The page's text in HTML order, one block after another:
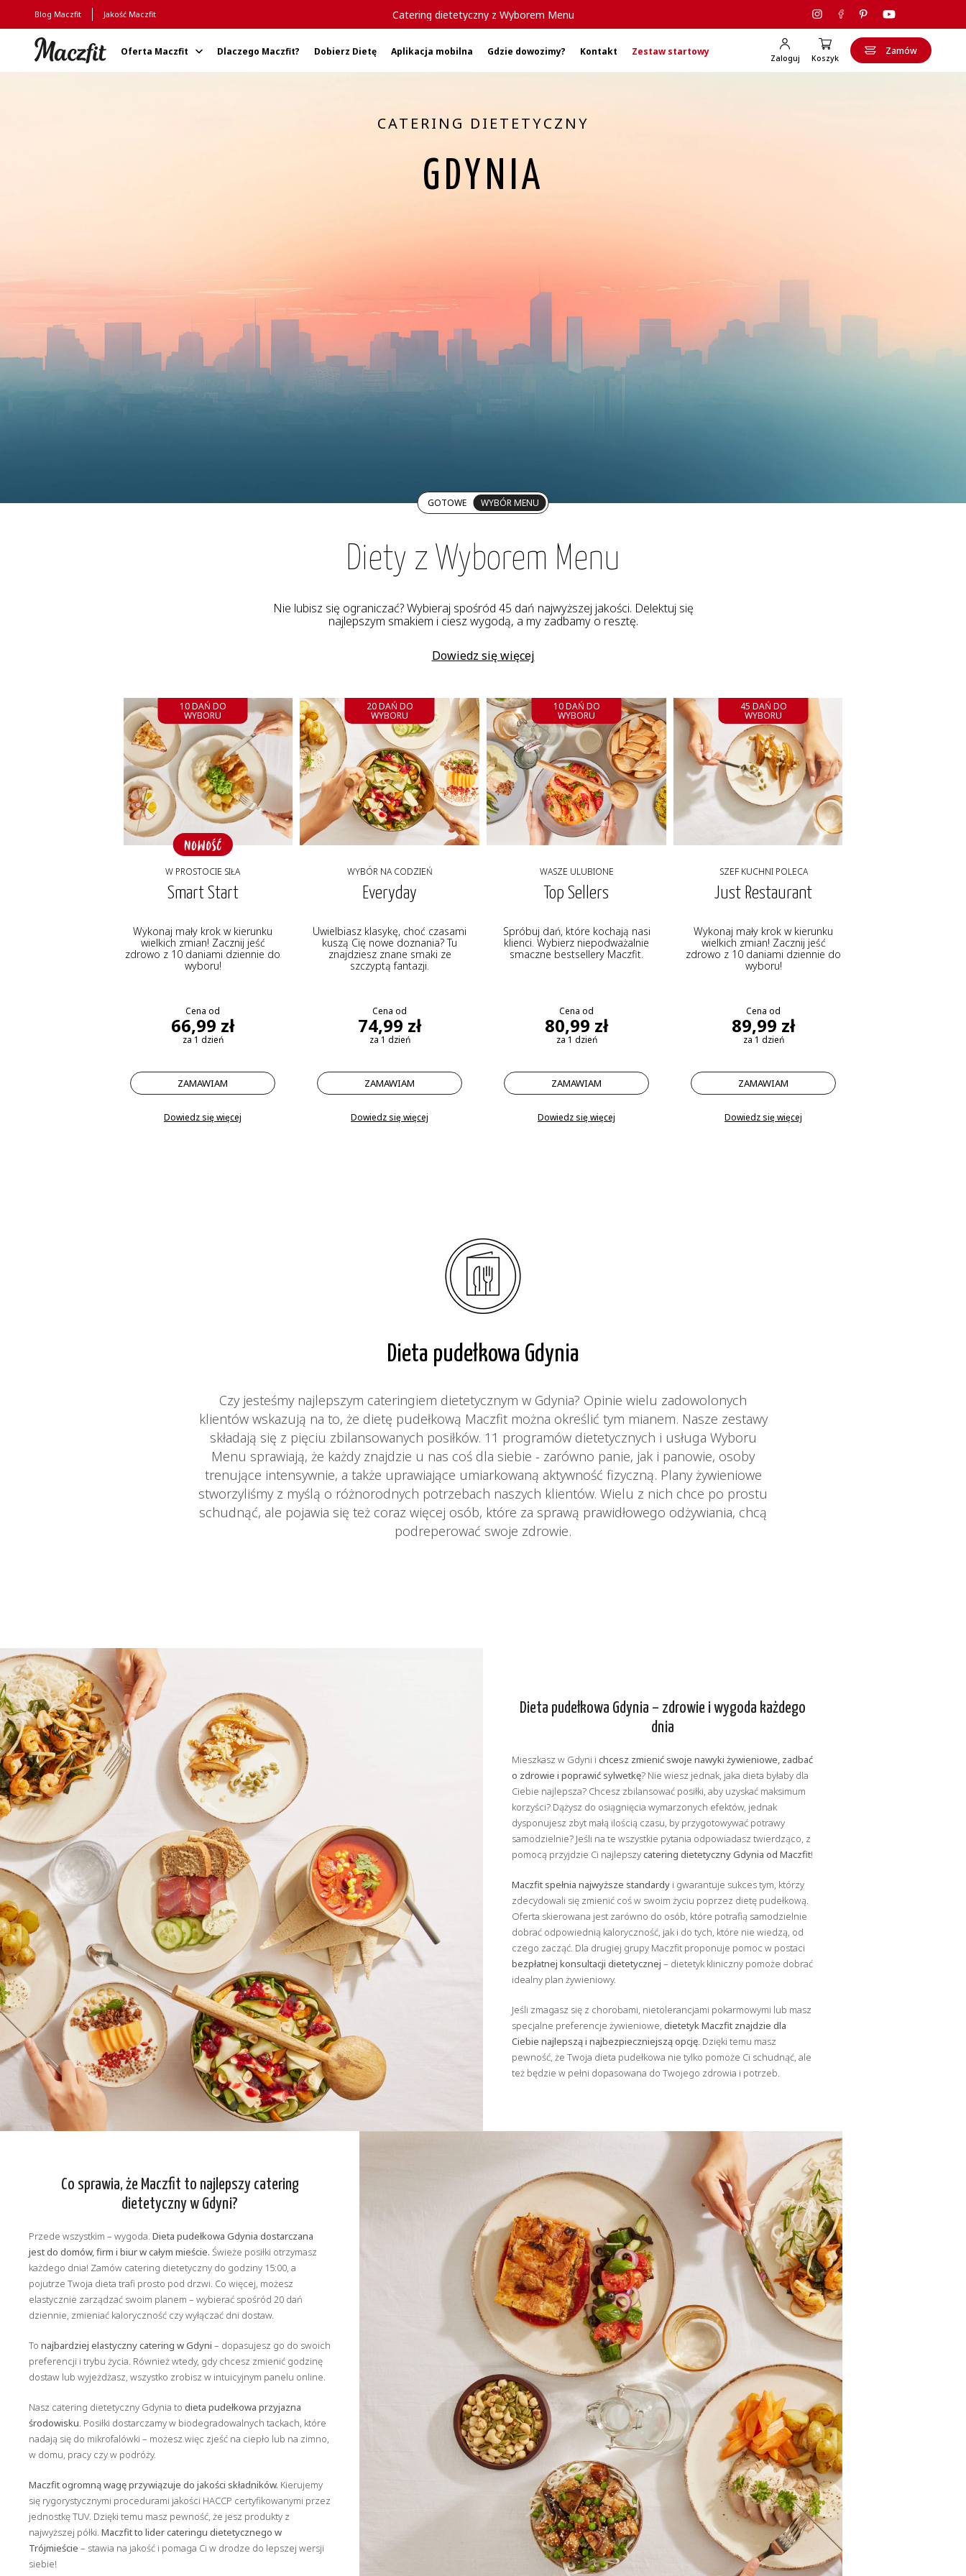
Blog Maczfit Jakość Maczfit Catering dietetyczny z Wyborem Menu
Oferta Maczfit Dlaczego Maczfit? Dobierz Dietę Aplikacja mobilna Gdzie dowozimy? Kontakt Zestaw startowy
Zaloguj Koszyk
Zamów
CATERING DIETETYCZNY
GDYNIA
GOTOWE WYBÓR MENU
Diety z Wyborem Menu
Nie lubisz się ograniczać? Wybieraj spośród 45 dań najwyższej jakości. Delektuj się
najlepszym smakiem i ciesz wygodą, a my zadbamy o resztę.
Dowiedz się więcej
10 DAŃ DO
WYBORU
W PROSTOCIE SIŁA
Smart Start
Wykonaj mały krok w kierunku
wielkich zmian! Zacznij jeść
zdrowo z 10 daniami dziennie do
wyboru!
Cena od
66,99 zł
za 1 dzień
ZAMAWIAM
Dowiedz się więcej
20 DAŃ DO
WYBORU
WYBÓR NA CODZIEŃ
Everyday
Uwielbiasz klasykę, choć czasami
kuszą Cię nowe doznania? Tu
znajdziesz znane smaki ze
szczyptą fantazji.
Cena od
74,99 zł
za 1 dzień
ZAMAWIAM
Dowiedz się więcej
10 DAŃ DO
WYBORU
WASZE ULUBIONE
Top Sellers
Spróbuj dań, które kochają nasi
klienci. Wybierz niepodważalnie
smaczne bestsellery Maczfit.
Cena od
80,99 zł
za 1 dzień
ZAMAWIAM
Dowiedz się więcej
45 DAŃ DO
WYBORU
SZEF KUCHNI POLECA
Just Restaurant
Wykonaj mały krok w kierunku
wielkich zmian! Zacznij jeść
zdrowo z 10 daniami dziennie do
wyboru!
Cena od
89,99 zł
za 1 dzień
ZAMAWIAM
Dowiedz się więcej
Dieta pudełkowa Gdynia
Czy jesteśmy najlepszym cateringiem dietetycznym w Gdynia? Opinie wielu zadowolonych
klientów wskazują na to, że dietę pudełkową Maczfit można określić tym mianem. Nasze zestawy
składają się z pięciu zbilansowanych posiłków. 11 programów dietetycznych i usługa Wyboru
Menu sprawiają, że każdy znajdzie u nas coś dla siebie - zarówno panie, jak i panowie, osoby
trenujące intensywnie, a także uprawiające umiarkowaną aktywność fizyczną. Plany żywieniowe
stworzyliśmy z myślą o różnorodnych potrzebach naszych klientów. Wielu z nich chce po prostu
schudnąć, ale pojawia się też coraz więcej osób, które za sprawą prawidłowego odżywiania, chcą
podreperować swoje zdrowie.
Dieta pudełkowa Gdynia – zdrowie i wygoda każdego
dnia
Mieszkasz w Gdyni i chcesz zmienić swoje nawyki żywieniowe, zadbać
o zdrowie i poprawić sylwetkę? Nie wiesz jednak, jaka dieta byłaby dla
Ciebie najlepsza? Chcesz zbilansować posiłki, aby uzyskać maksimum
korzyści? Dążysz do osiągnięcia wymarzonych efektów, jednak
dysponujesz zbyt małą ilością czasu, by przygotowywać potrawy
samodzielnie? Jeśli na te wszystkie pytania odpowiadasz twierdząco, z
pomocą przyjdzie Ci najlepszycatering dietetyczny Gdynia od Maczfit!
Maczfit spełnia najwyższe standardy i gwarantuje sukces tym, którzy
zdecydowali się zmienić coś w swoim życiu poprzez dietę pudełkową.
Oferta skierowana jest zarówno do osób, które potrafią samodzielnie
dobrać odpowiednią kaloryczność, jak i do tych, które nie wiedzą, od
czego zacząć. Dla drugiej grupy Maczfit proponuje pomoc w postaci
bezpłatnej konsultacji dietetycznej – dietetyk kliniczny pomoże dobrać
idealny plan żywieniowy.
Jeśli zmagasz się z chorobami, nietolerancjami pokarmowymi lub masz
specjalne preferencje żywieniowe, dietetyk Maczfit znajdzie dla
Ciebie najlepszą i najbezpieczniejszą opcję. Dzięki temu masz
pewność, że Twoja dieta pudełkowa nie tylko pomoże Ci schudnąć, ale
też będzie w pełni dopasowana do Twojego zdrowia i potrzeb.
Co sprawia, że Maczfit to najlepszy catering
dietetyczny w Gdyni?
Przede wszystkim – wygoda. Dieta pudełkowa Gdynia dostarczana
jest do domów, firm i biur w całym mieście. Świeże posiłki otrzymasz
każdego dnia! Zamów catering dietetyczny do godziny 15:00, a
pojutrze Twoja dieta trafi prosto pod drzwi. Co więcej, możesz
elastycznie zarządzać swoim planem – wybierać spośród 20 dań
dziennie, zmieniać kaloryczność czy wyłączać dni dostaw.
To najbardziej elastyczny catering w Gdyni – dopasujesz go do swoich
preferencji i trybu życia. Również wtedy, gdy chcesz zmienić godzinę
dostaw lub wyjeżdżasz, wszystko zrobisz w intuicyjnym panelu online.
Nasz catering dietetyczny Gdynia to dieta pudełkowa przyjazna
środowisku. Posiłki dostarczamy w biodegradowalnych tackach, które
nadają się do mikrofalówki – możesz więc zjeść na ciepło lub na zimno,
w domu, pracy czy w podróży.
Maczfit ogromną wagę przywiązuje do jakości składników. Kierujemy
się rygorystycznymi procedurami jakości HACCP certyfikowanymi przez
jednostkę TUV. Dzięki temu masz pewność, że jesz produkty z
najwyższej półki. Maczfit to lider cateringu dietetycznego w
Trójmieście – stawia na jakość i pomaga Ci w drodze do lepszej wersji
siebie!